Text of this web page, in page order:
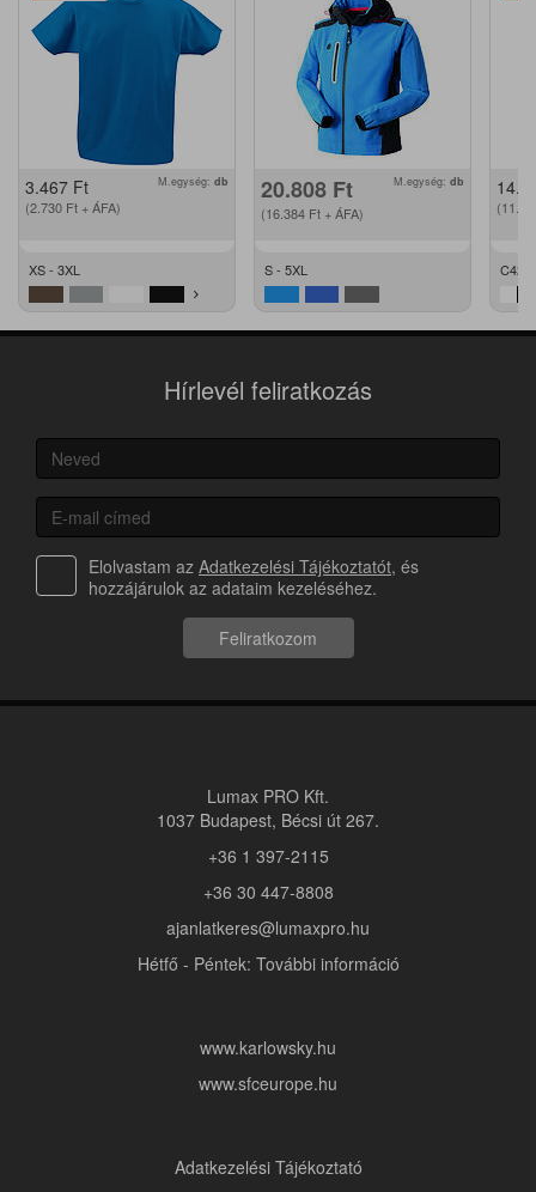
3.467 Ft
(2.730 Ft + ÁFA)
M.egység: db
XS - 3XL
20.808 Ft
(16.384 Ft + ÁFA)
M.egység: db
S - 5XL C42 -
Hírlevél feliratkozás
Elolvastam az Adatkezelési Tájékoztatót, és
hozzájárulok az adataim kezeléséhez.
Feliratkozom
Lumax PRO Kft.
1037 Budapest, Bécsi út 267.
+36 1 397-2115
+36 30 447-8808
ajanlatkeres@lumaxpro.hu
Hétfő - Péntek: További információ
www.karlowsky.hu
www.sfceurope.hu
Adatkezelési Tájékoztató